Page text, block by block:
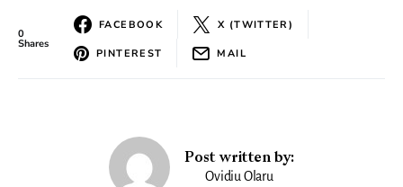
0
Shares
FACEBOOK X (TWITTER)
PINTEREST MAIL
Post written by:
Ovidiu Olaru